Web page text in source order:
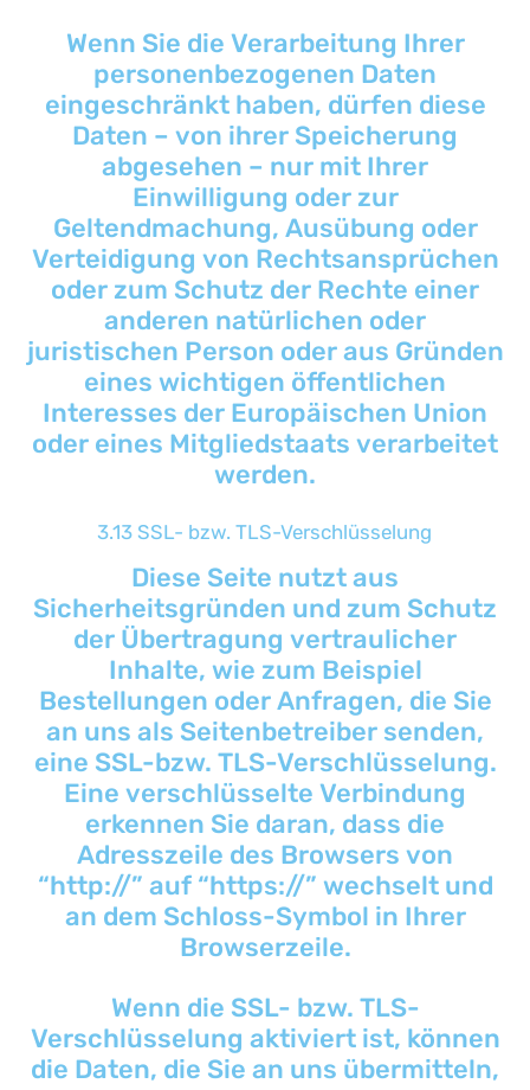
Wenn Sie die Verarbeitung Ihrer
personenbezogenen Daten
eingeschränkt haben, dürfen diese
Daten – von ihrer Speicherung
abgesehen – nur mit Ihrer
Einwilligung oder zur
Geltendmachung, Ausübung oder
Verteidigung von Rechtsansprüchen
oder zum Schutz der Rechte einer
anderen natürlichen oder
juristischen Person oder aus Gründen
eines wichtigen öffentlichen
Interesses der Europäischen Union
oder eines Mitgliedstaats verarbeitet
werden.
3.13 SSL- bzw. TLS-Verschlüsselung
Diese Seite nutzt aus
Sicherheitsgründen und zum Schutz
der Übertragung vertraulicher
Inhalte, wie zum Beispiel
Bestellungen oder Anfragen, die Sie
an uns als Seitenbetreiber senden,
eine SSL-bzw. TLS-Verschlüsselung.
Eine verschlüsselte Verbindung
erkennen Sie daran, dass die
Adresszeile des Browsers von
“http://” auf “https://” wechselt und
an dem Schloss-Symbol in Ihrer
Browserzeile.
Wenn die SSL- bzw. TLS-
Verschlüsselung aktiviert ist, können
die Daten, die Sie an uns übermitteln,